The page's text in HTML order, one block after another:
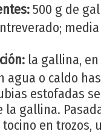
500 g de
la gallina,
agua o caldo
estofadas
la gallina.
en trozos,